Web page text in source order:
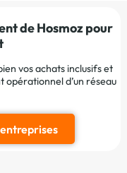
de Hosmoz pour
vos achats inclusifs et
opérationnel d’un réseau